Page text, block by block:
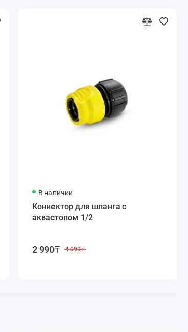
В наличии
Коннектор для шланга с
аквастопом 1/2
2 990₸ 4 090₸